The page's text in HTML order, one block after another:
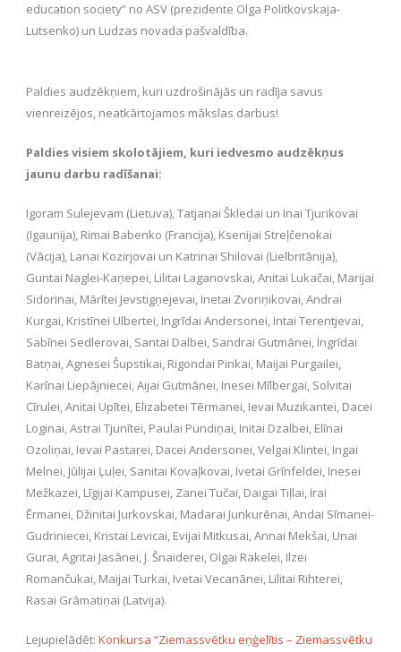
education society” no ASV (prezidente Olga Politkovskaja-
Lutsenko) un Ludzas novada pašvaldība.
Paldies audzēkņiem, kuri uzdrošinājās un radīja savus
vienreizējos, neatkārtojamos mākslas darbus!
Paldies visiem skolotājiem, kuri iedvesmo audzēkņus
jaunu darbu radīšanai:
Igoram Sulejevam (Lietuva), Tatjanai Škledai un Inai Tjurikovai
(Igaunija), Rimai Babenko (Francija), Ksenijai Streļčenokai
(Vācija), Lanai Kozirjovai un Katrinai Shilovai (Lielbritānija),
Guntai Naglei-Kaņepei, Lilitai Laganovskai, Anitai Lukačai, Marijai
Sidorinai, Mārītei Jevstigņejevai, Inetai Zvonņikovai, Andrai
Kurgai, Kristīnei Ulbertei, Ingrīdai Andersonei, Intai Terentjevai,
Sabīnei Sedlerovai, Santai Dalbei, Sandrai Gutmānei, Ingrīdai
Batņai, Agnesei Šupstikai, Rigondai Pinkai, Maijai Purgailei,
Karīnai Liepājniecei, Aijai Gutmānei, Inesei Mīlbergai, Solvitai
Cīrulei, Anitai Upītei, Elizabetei Tērmanei, Ievai Muzikantei, Dacei
Loginai, Astrai Tjunītei, Paulai Pundiņai, Initai Dzalbei, Elīnai
Ozoliņai, Ievai Pastarei, Dacei Andersonei, Velgai Klintei, Ingai
Melnei, Jūlijai Ļuļei, Sanitai Kovaļkovai, Ivetai Grīnfeldei, Inesei
Mežkazei, Līgijai Kampusei, Zanei Tučai, Daigai Tiļlai, Irai
Ērmanei, Džinitai Jurkovskai, Madarai Junkurēnai, Andai Sīmanei-
Gudriniecei, Kristai Levicai, Evijai Mitkusai, Annai Mekšai, Unai
Gurai, Agritai Jasānei, J. Šnaiderei, Olgai Rakelei, Ilzei
Romančukai, Maijai Turkai, Ivetai Vecanānei, Lilitai Rihterei,
Rasai Grāmatiņai (Latvija).
Lejupielādēt: Konkursa “Ziemassvētku eņģelītis – Ziemassvētku